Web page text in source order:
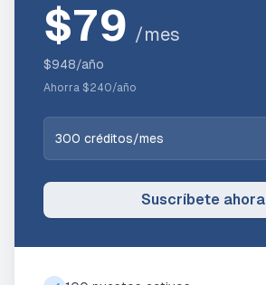
$79 /mes
$948/año
Ahorra $240/año
300 créditos/mes
Suscríbete ahora